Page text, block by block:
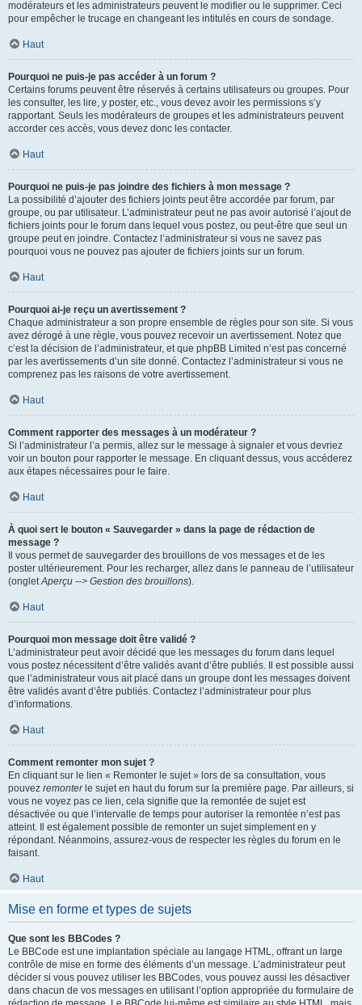
modérateurs et les administrateurs peuvent le modifier ou le supprimer. Ceci
pour empêcher le trucage en changeant les intitulés en cours de sondage.
Haut
Pourquoi ne puis-je pas accéder à un forum ?
Certains forums peuvent être réservés à certains utilisateurs ou groupes. Pour
les consulter, les lire, y poster, etc., vous devez avoir les permissions s’y
rapportant. Seuls les modérateurs de groupes et les administrateurs peuvent
accorder ces accès, vous devez donc les contacter.
Haut
Pourquoi ne puis-je pas joindre des fichiers à mon message ?
La possibilité d’ajouter des fichiers joints peut être accordée par forum, par
groupe, ou par utilisateur. L’administrateur peut ne pas avoir autorisé l’ajout de
fichiers joints pour le forum dans lequel vous postez, ou peut-être que seul un
groupe peut en joindre. Contactez l’administrateur si vous ne savez pas
pourquoi vous ne pouvez pas ajouter de fichiers joints sur un forum.
Haut
Pourquoi ai-je reçu un avertissement ?
Chaque administrateur a son propre ensemble de règles pour son site. Si vous
avez dérogé à une règle, vous pouvez recevoir un avertissement. Notez que
c’est la décision de l’administrateur, et que phpBB Limited n’est pas concerné
par les avertissements d’un site donné. Contactez l’administrateur si vous ne
comprenez pas les raisons de votre avertissement.
Haut
Comment rapporter des messages à un modérateur ?
Si l’administrateur l’a permis, allez sur le message à signaler et vous devriez
voir un bouton pour rapporter le message. En cliquant dessus, vous accéderez
aux étapes nécessaires pour le faire.
Haut
À quoi sert le bouton « Sauvegarder » dans la page de rédaction de
message ?
Il vous permet de sauvegarder des brouillons de vos messages et de les
poster ultérieurement. Pour les recharger, allez dans le panneau de l’utilisateur
(ongletAperçu --> Gestion des brouillons).
Haut
Pourquoi mon message doit être validé ?
L’administrateur peut avoir décidé que les messages du forum dans lequel
vous postez nécessitent d’être validés avant d’être publiés. Il est possible aussi
que l’administrateur vous ait placé dans un groupe dont les messages doivent
être validés avant d’être publiés. Contactez l’administrateur pour plus
d’informations.
Haut
Comment remonter mon sujet ?
En cliquant sur le lien « Remonter le sujet » lors de sa consultation, vous
pouvez remonterle sujet en haut du forum sur la première page. Par ailleurs, si
vous ne voyez pas ce lien, cela signifie que la remontée de sujet est
désactivée ou que l’intervalle de temps pour autoriser la remontée n’est pas
atteint. Il est également possible de remonter un sujet simplement en y
répondant. Néanmoins, assurez-vous de respecter les règles du forum en le
faisant.
Haut
Mise en forme et types de sujets
Que sont les BBCodes ?
Le BBCode est une implantation spéciale au langage HTML, offrant un large
contrôle de mise en forme des éléments d’un message. L’administrateur peut
décider si vous pouvez utiliser les BBCodes, vous pouvez aussi les désactiver
dans chacun de vos messages en utilisant l’option appropriée du formulaire de